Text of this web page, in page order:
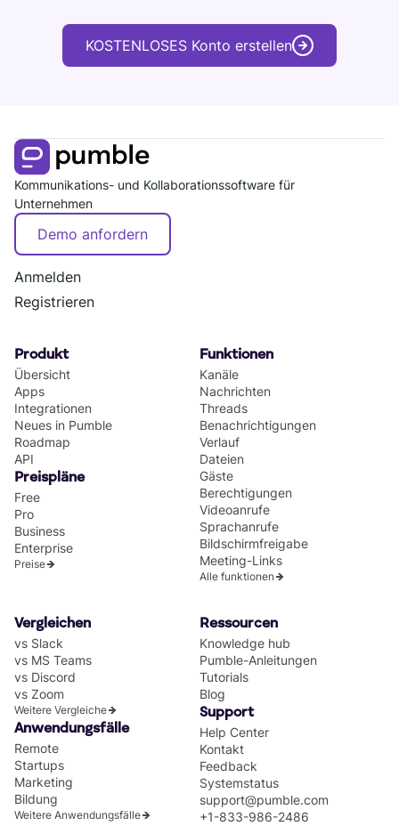
KOSTENLOSES Konto erstellen
Kommunikations- und Kollaborationssoftware für
Unternehmen
Demo anfordern
Anmelden
Registrieren
Produkt
Übersicht
Apps
Integrationen
Neues in Pumble
Roadmap
API
Preispläne
Free
Pro
Business
Enterprise
Preise
Funktionen
Kanäle
Nachrichten
Threads
Benachrichtigungen
Verlauf
Dateien
Gäste
Berechtigungen
Videoanrufe
Sprachanrufe
Bildschirmfreigabe
Meeting-Links
Alle funktionen
Vergleichen
vs Slack
vs MS Teams
vs Discord
vs Zoom
Weitere Vergleiche
Anwendungsfälle
Remote
Startups
Marketing
Bildung
Weitere Anwendungsfälle
Ressourcen
Knowledge hub
Pumble-Anleitungen
Tutorials
Blog
Support
Help Center
Kontakt
Feedback
Systemstatus
support@pumble.com
+1-833-986-2486